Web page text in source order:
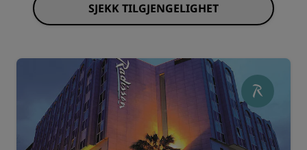
SJEKK TILGJENGELIGHET